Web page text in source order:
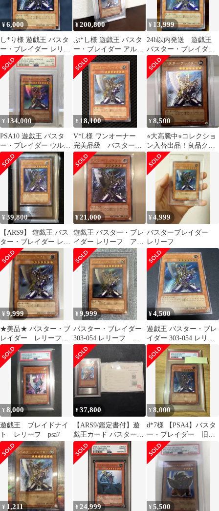
¥6,000
し*り様 遊戯王 バスタ
ー・ブレイダー レリー
フ
¥200,800
ぷ*し様 遊戯王 バスタ
ー・ブレイダー アルテ
ィメットレア PSA10
¥ 13,999
24h以内発送 遊戯王
バスター・ブレイダ
ー レリーフ 五つ目
¥ 134,000
PSA10 遊戯王 バスタ
ー・ブレイダー ウルパ
ラ
¥ 18,100
V*L様 ワンオーナー
完美品級 バスター・
ブレイダー レリー
フ アルティメット
¥8,500
⭐︎大高騰中⭐︎コレクショ
ン入替出品！良品クラ
ス♪バスター・ブレイダ
ー 旧レリーフ
¥39,800
【ARS9】 遊戯王 バス
ター・ブレイダー レリ
ーフ【極美品】
¥21,000
遊戯王 バスター・ブレ
イダー レリーフ アル
ティメット 303-054
¥4,999
バスターブレイダー
レリーフ
¥9,999
★美品★ バスター・ブ
レイダー レリーフ
303-054
¥9,999
バスター・ブレイダー
303-054 レリーフ ア
ルティメット
¥4,500
遊戯王 バスター・ブレ
イダー 303-054 レリー
フ
¥8,000
遊戯王 ブレイドナイ
ト レリーフ psa7
¥37,800
【ARS9/鑑定書付】遊
戯王カード バスター・
ブレイダー（レリー
フ）
¥8,000
d*7様 【PSA4】バスタ
ー・ブレイダー 旧レ
リーフ アルティメッ
トレア 遊戯
¥ 1,211 ¥ 24,999 ¥5,500